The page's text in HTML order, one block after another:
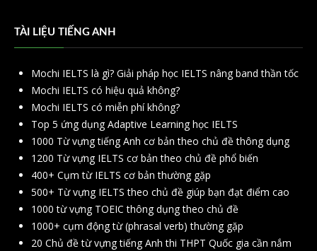
TÀI LIỆU TIẾNG ANH
Mochi IELTS là gì? Giải pháp học IELTS nâng band thần tốc
Mochi IELTS có hiệu quả không?
Mochi IELTS có miễn phí không?
Top 5 ứng dụng Adaptive Learning học IELTS
1000 Từ vựng tiếng Anh cơ bản theo chủ đề thông dụng
1200 Từ vựng IELTS cơ bản theo chủ đề phổ biến
400+ Cụm từ IELTS cơ bản thường gặp
500+ Từ vựng IELTS theo chủ đề giúp bạn đạt điểm cao
1000 từ vựng TOEIC thông dụng theo chủ đề
1000+ cụm động từ (phrasal verb) thường gặp
20 Chủ đề từ vựng tiếng Anh thi THPT Quốc gia cần nắm